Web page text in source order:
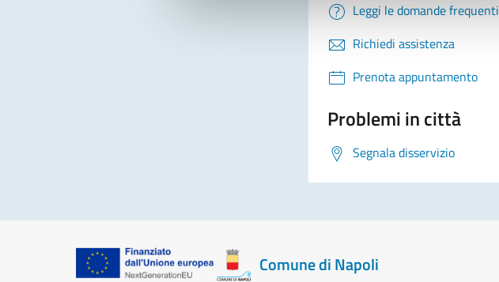
Leggi le domande frequenti
Richiedi assistenza
Prenota appuntamento
Problemi in città
Segnala disservizio
Comune di Napoli